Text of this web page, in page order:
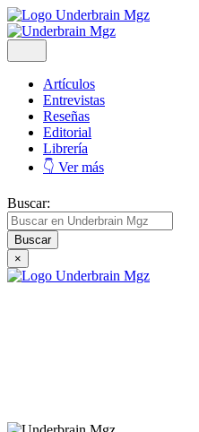
Artículos
Entrevistas
Reseñas
Editorial
Librería
👇 Ver más
Buscar:
×